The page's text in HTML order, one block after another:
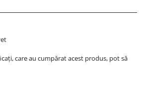
care au cumpărat acest produs, pot să